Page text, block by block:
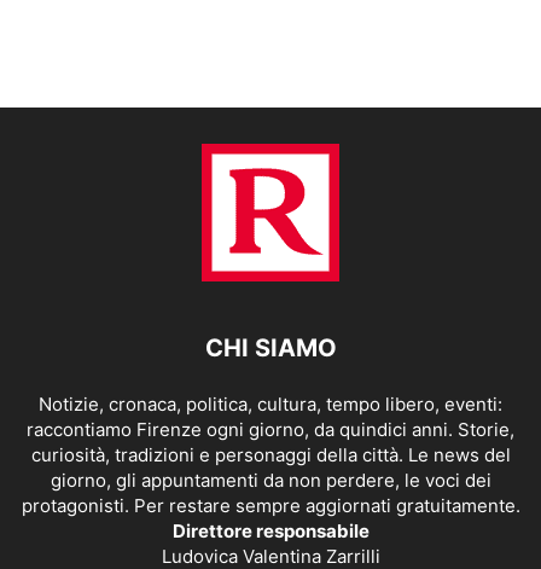
CHI SIAMO
Notizie, cronaca, politica, cultura, tempo libero, eventi:
raccontiamo Firenze ogni giorno, da quindici anni. Storie,
curiosità, tradizioni e personaggi della città. Le news del
giorno, gli appuntamenti da non perdere, le voci dei
protagonisti. Per restare sempre aggiornati gratuitamente.
Direttore responsabile
Ludovica Valentina Zarrilli